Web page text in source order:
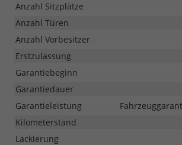
Anzahl Sitzplätze
Anzahl Türen
Anzahl Vorbesitzer
Erstzulassung
Garantiebeginn
Garantiedauer
Garantieleistung
Kilometerstand
Lackierung